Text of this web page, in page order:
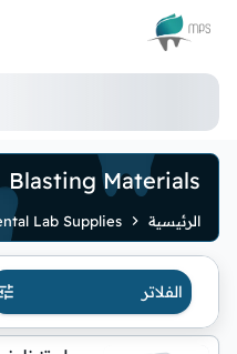
الشعار
Blasting Materials
الرئيسية Lab Supplies
الفلاتر